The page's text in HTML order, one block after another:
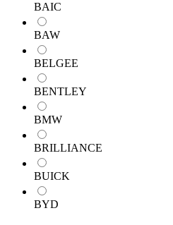
BAIC
BAW
BELGEE
BENTLEY
BMW
BRILLIANCE
BUICK
BYD